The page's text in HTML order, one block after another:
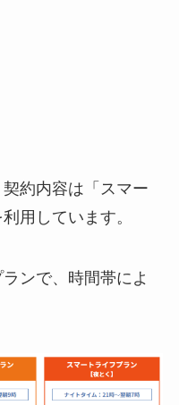
約内容は「スマー
用しています。
ンで、時間帯によ